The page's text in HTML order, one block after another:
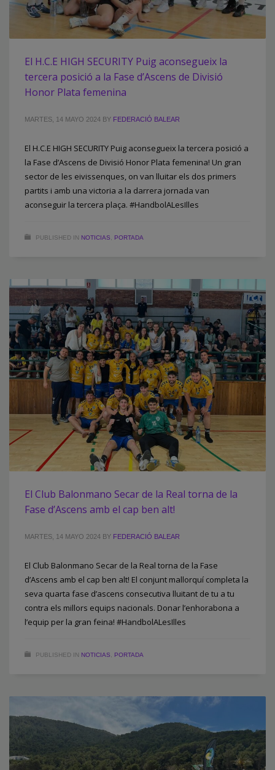
El H.C.E HIGH SECURITY Puig aconsegueix la
tercera posició a la Fase d’Ascens de Divisió
Honor Plata femenina
MARTES, 14 MAYO 2024 BY FEDERACIÓ BALEAR
El H.C.E HIGH SECURITY Puig aconsegueix la tercera posició a
la Fase d’Ascens de Divisió Honor Plata femenina! Un gran
sector de les eivissenques, on van lluitar els dos primers
partits i amb una victoria a la darrera jornada van
aconseguir la tercera plaça. #HandbolALesIlles
PUBLISHED IN NOTICIAS, PORTADA
El Club Balonmano Secar de la Real torna de la
Fase d’Ascens amb el cap ben alt!
MARTES, 14 MAYO 2024 BY FEDERACIÓ BALEAR
El Club Balonmano Secar de la Real torna de la Fase
d’Ascens amb el cap ben alt! El conjunt mallorquí completa la
seva quarta fase d’ascens consecutiva lluitant de tu a tu
contra els millors equips nacionals. Donar l’enhorabona a
l’equip per la gran feina! #HandbolALesIlles
PUBLISHED IN NOTICIAS PORTADA